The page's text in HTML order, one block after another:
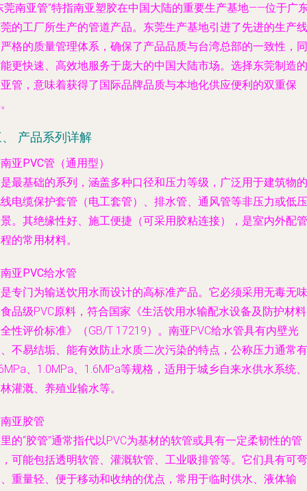
莞南亚管”特指南亚塑胶在中国大陆的重要生产基地——位于广
的工厂所生产的管道产品。东莞生产基地引进了先进的生产线
格的质量管理体系，确保了产品品质与台湾总部的一致性，同
更快速、高效地服务于庞大的中国大陆市场。选择东莞制造的
管，意味着获得了国际品牌品质与本地化供应便利的双重保
产品系列详解
南亚PVC管（通用型）
最基础的系列，涵盖多种口径和压力等级，广泛用于建筑物的
电缆保护套管（电工套管）、排水管、通风管等非压力或低压
。其绝缘性好、施工便捷（可采用胶粘连接），是室内外配管
的常用材料。
南亚PVC给水管
专门为输送饮用水而设计的高标准产品。它必须采用无毒无味
品级PVC原料，符合国家《生活饮用水输配水设备及防护材
性评价标准》（GB/T 17219）。南亚PVC给水管具有内壁光
不易结垢、能有效防止水质二次污染的特点，公称压力通常有
、1.0MPa、1.6MPa等规格，适用于城乡自来水供水系统、
灌溉、养殖业输水等。
南亚胶管
的“胶管”通常指代以PVC为基材的软管或具有一定柔韧性的管
可能包括透明软管、灌溉软管、工业吸排管等。它们具有可弯
重量轻、便于移动和收纳的优点，常用于临时供水、液体输